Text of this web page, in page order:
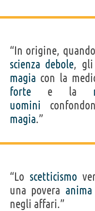
“In origine,
scienza debole, gli
magia con la
forte e la
uomini
magia.”
“Lo scetticismo
una povera anima
negli affari.”